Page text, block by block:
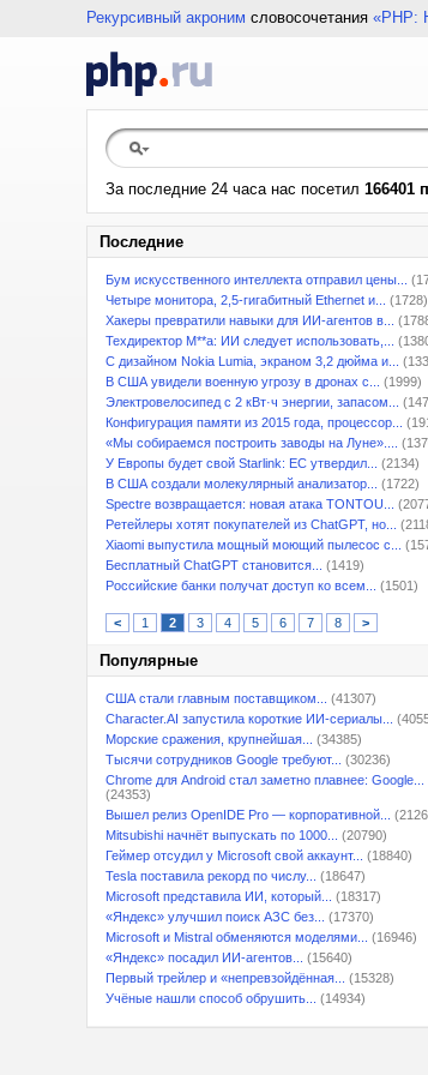
Рекурсивный акроним словосочетания «PHP:
За последние 24 часа нас посетил 166401
Последние
Бум искусственного интеллекта отправил цены...
Четыре монитора, 2,5-гигабитный Ethernet и...
(1728)
Хакеры превратили навыки для ИИ-агентов в...
Техдиректор M**a: ИИ следует использовать,...
С дизайном Nokia Lumia, экраном 3,2 дюйма и...
В США увидели военную угрозу в дронах с...
(1999)
Электровелосипед с 2 кВт·ч энергии, запасом...
Конфигурация памяти из 2015 года, процессор...
«Мы собираемся построить заводы на Луне»....
У Европы будет свой Starlink: ЕС утвердил...
(2134)
В США создали молекулярный анализатор...
(1722)
Spectre возвращается: новая атака TONTOU...
Ретейлеры хотят покупателей из ChatGPT, но...
Xiaomi выпустила мощный моющий пылесос с...
Бесплатный ChatGPT становится...
(1419)
Российские банки получат доступ ко всем...
(1501)
< 1 2 3 4 5 6 7 8 >
Популярные
США стали главным поставщиком...
(41307)
Character.AI запустила короткие ИИ-сериалы...
Морские сражения, крупнейшая...
(34385)
Тысячи сотрудников Google требуют...
(30236)
Chrome для Android стал заметно плавнее: Google...
(24353)
Вышел релиз OpenIDE Pro — корпоративной...
Mitsubishi начнёт выпускать по 1000...
(20790)
Геймер отсудил у Microsoft свой аккаунт...
(18840)
Tesla поставила рекорд по числу...
(18647)
Microsoft представила ИИ, который...
(18317)
«Яндекс» улучшил поиск АЗС без...
(17370)
Microsoft и Mistral обменяются моделями...
(16946)
«Яндекс» посадил ИИ-агентов...
(15640)
Первый трейлер и «непревзойдённая...
(15328)
Учёные нашли способ обрушить...
(14934)